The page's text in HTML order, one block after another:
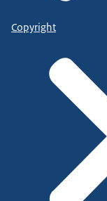
Copyright